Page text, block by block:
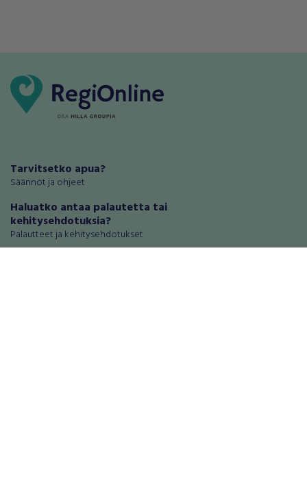
Tarvitsetko apua?
Säännöt ja ohjeet
Haluatko antaa palautetta tai
kehitysehdotuksia?
Palautteet ja kehitysehdotukset